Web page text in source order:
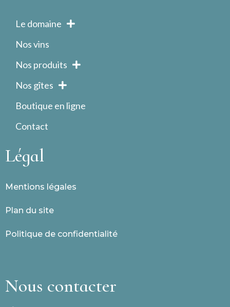
Le domaine
Nos vins
Nos produits
Nos gîtes
Boutique en ligne
Contact
Légal
Mentions légales
Plan du site
Politique de confidentialité
Nous contacter